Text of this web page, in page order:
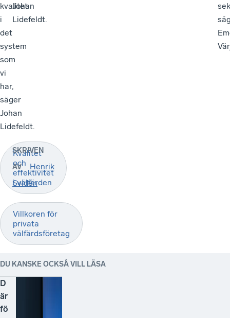
kvalitet
i
det
system
som
vi
har,
säger
Johan
Lidefeldt.
Johan
Lidefeldt.
Kvalitet
och
effektivitet
i välfärden
Villkoren för
privata
välfärdsföretag
SKRIVEN
AV
Henrik
Svidén
DU KANSKE OCKSÅ VILL LÄSA
D
är
fö